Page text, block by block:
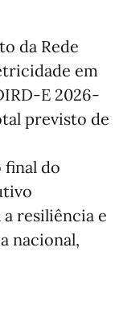
da Rede
em
E 2026-
previsto de
final do
resiliência e
nacional,